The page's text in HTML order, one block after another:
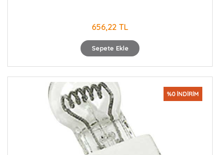
Sepete Ekle
656,22 TL
%0 İNDİRİM